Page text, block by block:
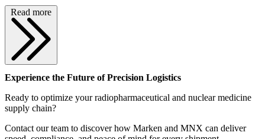
Read more
Experience the Future of Precision Logistics
Ready to optimize your radiopharmaceutical and nuclear medicine
supply chain?
Contact our team to discover how Marken and MNX can deliver